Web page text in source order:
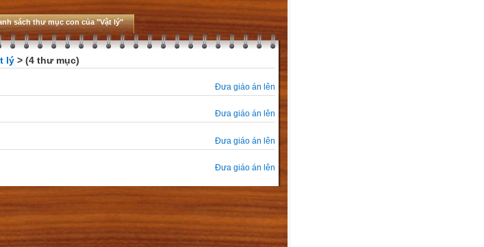
sách thư mục con của "Vật lý"
lý > (4 thư mục)
Đưa giáo án lên
Đưa giáo án lên
Đưa giáo án lên
Đưa giáo án lên